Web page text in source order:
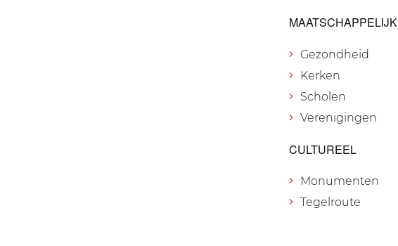
MAATSCHAPPELIJK
Gezondheid
Kerken
Scholen
Verenigingen
CULTUREEL
Monumenten
Tegelroute